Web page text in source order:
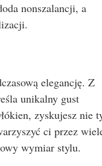
nonszalancji, a
elegancję. Z
unikalny gust
zyskujesz nie
ci przez
wymiar stylu.